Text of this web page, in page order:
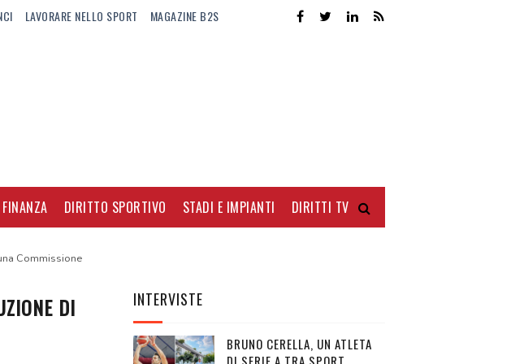
LAVORARE NELLO SPORT MAGAZINE B2S
DIRITTO SPORTIVO STADI E IMPIANTI DIRITTI TV
Commissione
DI
INTERVISTE
BRUNO CERELLA, UN ATLETA